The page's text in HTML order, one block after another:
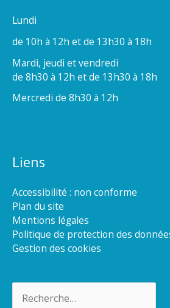
Lundi
de 10h à 12h et de 13h30 à 18h
Mardi, jeudi et vendredi
de 8h30 à 12h et de 13h30 à 18h
Mercredi de 8h30 à 12h
Liens
Accessibilité : non conforme
Plan du site
Mentions légales
Politique de protection des
Gestion des cookies